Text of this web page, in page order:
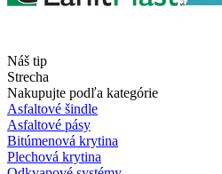
Náš tip
Strecha
Nakupujte podľa kategórie
Asfaltové šindle
Asfaltové pásy
Bitúmenová krytina
Plechová krytina